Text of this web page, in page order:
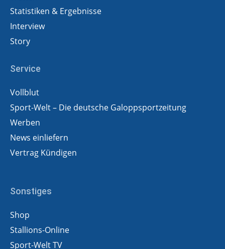
Statistiken & Ergebnisse
Interview
Story
Service
Vollblut
Sport-Welt – Die deutsche Galoppsportzeitung
Werben
News einliefern
Vertrag Kündigen
Sonstiges
Shop
Stallions-Online
Sport-Welt TV